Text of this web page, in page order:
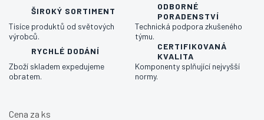
ŠIROKÝ SORTIMENT
Tisíce produktů od světových
výrobců.
ODBORNÉ
PORADENSTVÍ
Technická podpora zkušeného
týmu.
RYCHLÉ DODÁNÍ
Zboží skladem expedujeme
obratem.
CERTIFIKOVANÁ
KVALITA
Komponenty splňující nejvyšší
normy.
Cena za ks